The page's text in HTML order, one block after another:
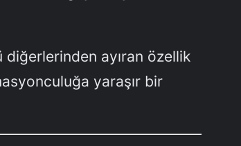
diğerlerinden ayıran özellik
yaraşır bir